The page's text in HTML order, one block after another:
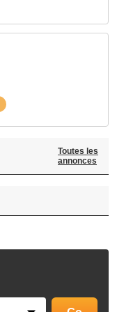
Toutes les
annonces